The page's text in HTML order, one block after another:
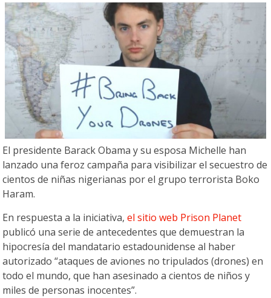
El presidente Barack Obama y su esposa Michelle han
lanzado una feroz campaña para visibilizar el secuestro de
cientos de niñas nigerianas por el grupo terrorista Boko
Haram.
En respuesta a la iniciativa,el sitio web Prison Planet
publicó una serie de antecedentes que demuestran la
hipocresía del mandatario estadounidense al haber
autorizado “ataques de aviones no tripulados (drones) en
todo el mundo, que han asesinado a cientos de niños y
miles de personas inocentes”.